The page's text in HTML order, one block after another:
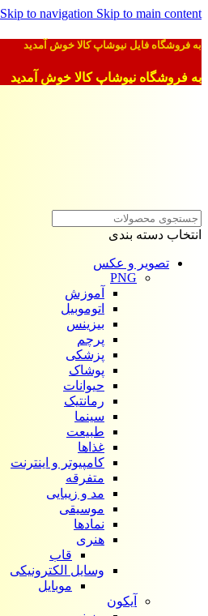
Skip to navigation Skip to main content
به فروشگاه فایل نیوشاپ کالا خوش آمدید
به فروشگاه نیوشاپ کالا خوش آمدید
انتخاب دسته بندی
تصویر و عکس
PNG
آموزش
اتوموبیل
بیزینس
پرچم
پزشکی
پوشاک
حیوانات
رمانتیک
سینما
طبیعت
غذاها
کامپیوتر و اینترنت
متفرقه
مد و زیبایی
موسیقی
نمادها
هنری
قاب
وسایل الکترونیکی
موبایل
آیکون‌